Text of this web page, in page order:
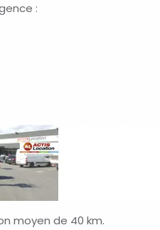
:
moyen de 40 km.